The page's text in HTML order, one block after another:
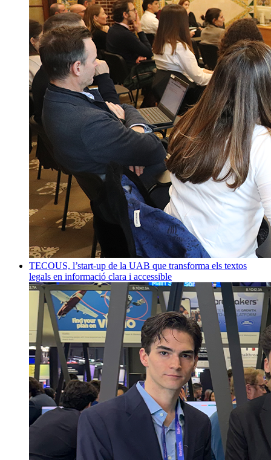
TECOUS, l’start-up de la UAB que transforma els textos
legals en informació clara i accessible